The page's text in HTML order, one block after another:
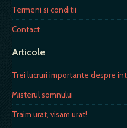
Termeni si conditii
Contact
Articole
Trei lucruri importante despre
Misterul somnului
Traim urat, visam urat!